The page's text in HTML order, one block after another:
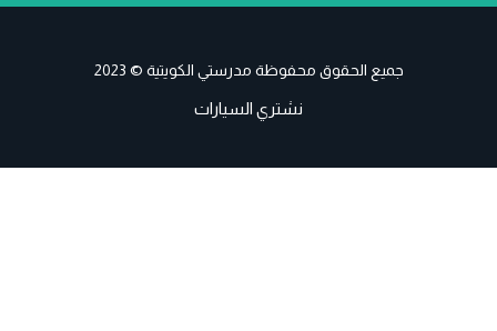
جميع الحقوق محفوظة مدرستي الكويتية © 2023
نشتري السيارات